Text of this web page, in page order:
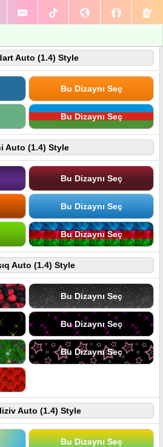
Auto (1.4) Style
Bu Dizaynı Seç
Bu Dizaynı Seç
Auto (1.4) Style
Bu Dizaynı Seç
Bu Dizaynı Seç
Bu Dizaynı Seç
Auto (1.4) Style
Bu Dizaynı Seç
Bu Dizaynı Seç
Bu Dizaynı Seç
Auto (1.4) Style
Bu Dizaynı Seç